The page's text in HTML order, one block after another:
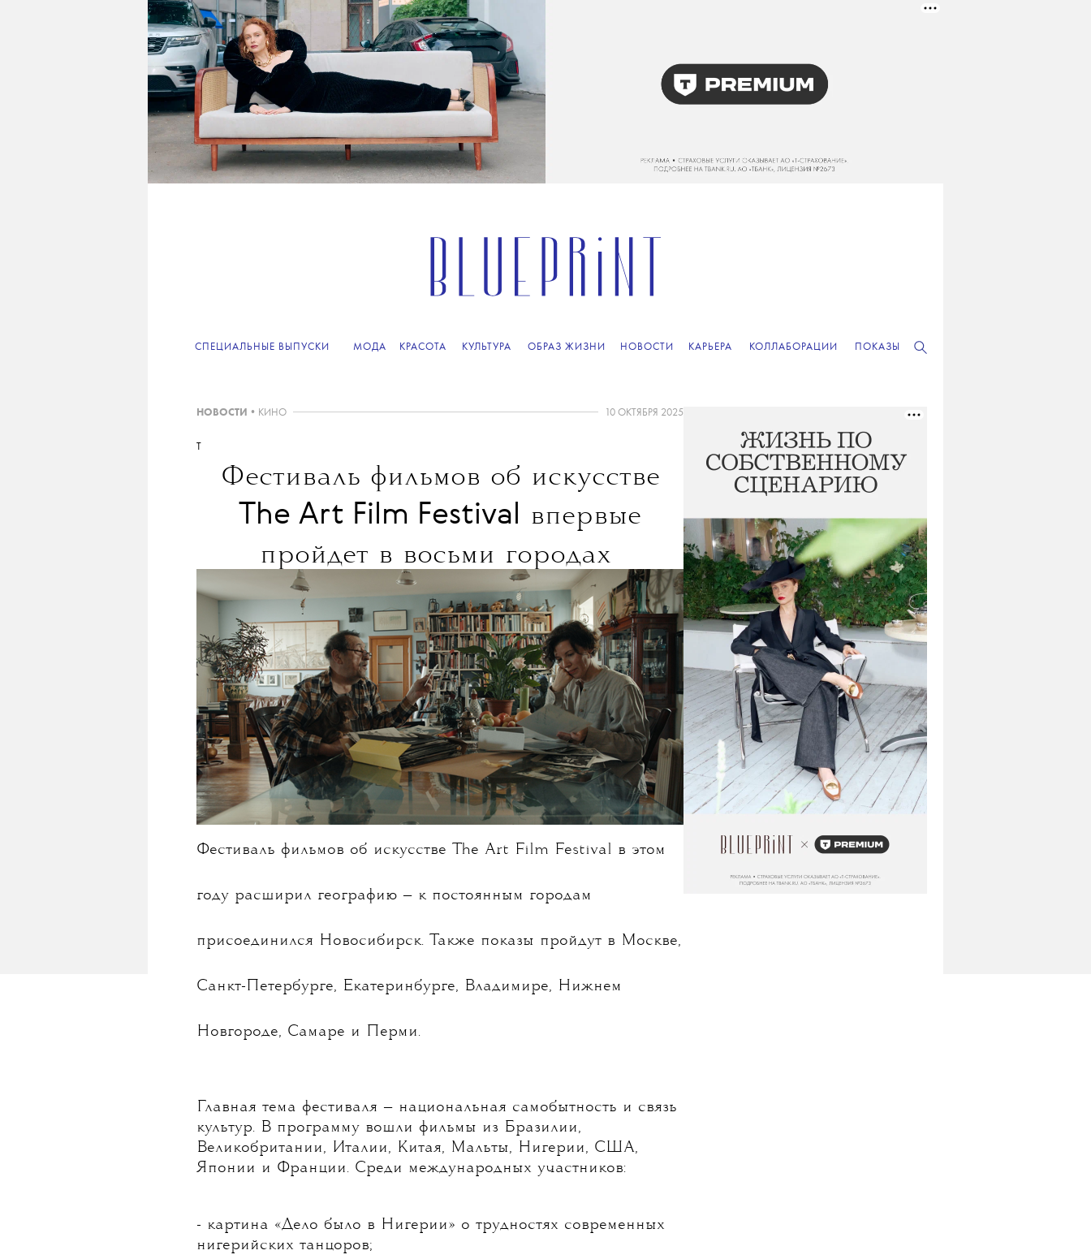
СПЕЦИАЛЬНЫЕ ВЫПУСКИ МОДА КРАСОТА КУЛЬТУРА ОБРАЗ ЖИЗНИ НОВОСТИ КАРЬЕРА КОЛЛАБОРАЦИИ ПОКАЗЫ
НОВОСТИ • КИНО 10 ОКТЯБРЯ 2025
Фестиваль фильмов об искусстве
The Art Film Festival впервые
пройдет в восьми городах
Фестиваль фильмов об искусстве The Art Film Festival в этом
году расширил географию — к постоянным городам
присоединился Новосибирск. Также показы пройдут в Москве,
Санкт-Петербурге, Екатеринбурге, Владимире, Нижнем
Новгороде, Самаре и Перми.
Главная тема фестиваля — национальная самобытность и связь
культур. В программу вошли фильмы из Бразилии,
Великобритании, Италии, Китая, Мальты, Нигерии, США,
Японии и Франции. Среди международных участников:
- картина «Дело было в Нигерии» о трудностях современных
нигерийских танцоров;